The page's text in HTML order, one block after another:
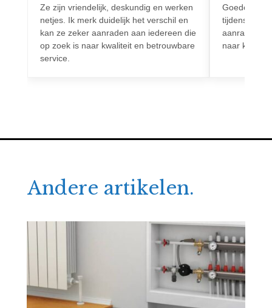
Ze zijn vriendelijk, deskundig en werken
netjes. Ik merk duidelijk het verschil en
kan ze zeker aanraden aan iedereen die
op zoek is naar kwaliteit en betrouwbare
service.
Goede
tijdens het
aanrader
naar
Andere artikelen.